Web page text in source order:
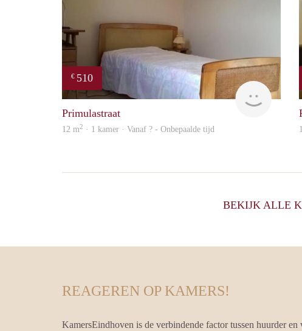
€ 510
finder
Primulastraat
12 m2 · 1 kamer · Vanaf ? - Onbepaalde tijd
BEKIJK ALLE
REAGEREN OP KAMERS!
KamersEindhoven is de verbindende factor tussen huurder en